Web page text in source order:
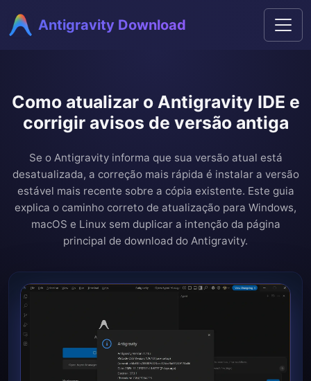
Antigravity Download
Como atualizar o Antigravity IDE e
corrigir avisos de versão antiga
Se o Antigravity informa que sua versão atual está
desatualizada, a correção mais rápida é instalar a versão
estável mais recente sobre a cópia existente. Este guia
explica o caminho correto de atualização para Windows,
macOS e Linux sem duplicar a intenção da página
principal de download do Antigravity.